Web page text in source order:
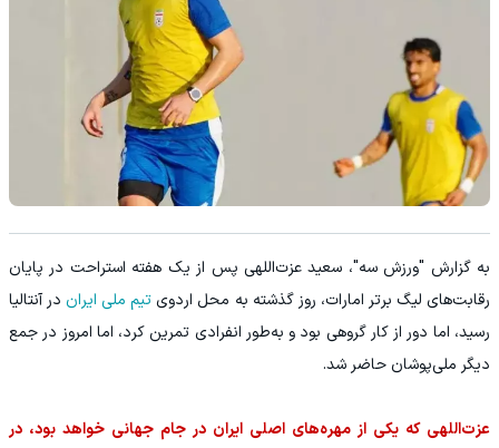
به گزارش "ورزش سه"، سعید عزت‌اللهی پس از یک هفته استراحت در پایان
رقابت‌های لیگ برتر امارات، روز گذشته به محل اردویتیم ملی ایراندر آنتالیا
رسید، اما دور از کار گروهی بود و به‌طور انفرادی تمرین کرد، اما امروز در جمع
دیگر ملی‌پوشان حاضر شد.
عزت‌اللهی که یکی از مهره‌های اصلی ایران در جام جهانی خواهد بود، در